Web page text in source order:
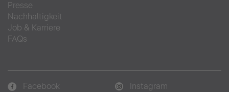
Presse
Nachhaltigkeit
Job & Karriere
FAQs
Facebook
Instagram